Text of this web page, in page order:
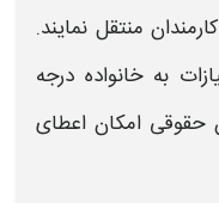
منتقل نمایند.
به خانواده درجه
حقوقی امکان اعطای